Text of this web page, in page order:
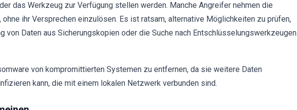
das Werkzeug zur Verfügung stellen werden. Manche Angreifer nehmen die
ohne ihr Versprechen einzulösen. Es ist ratsam, alternative Möglichkeiten zu prüfen,
von Daten aus Sicherungskopien oder die Suche nach Entschlüsselungswerkzeugen
von kompromittierten Systemen zu entfernen, da sie weitere Daten
kann, die mit einem lokalen Netzwerk verbunden sind.